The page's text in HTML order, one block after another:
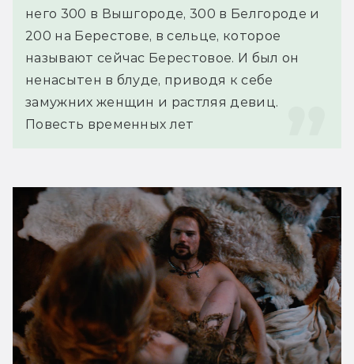
него 300 в Вышгороде, 300 в Белгороде и
200 на Берестове, в сельце, которое
называют сейчас Берестовое. И был он
ненасытен в блуде, приводя к себе
замужних женщин и растляя девиц.
Повесть временных лет